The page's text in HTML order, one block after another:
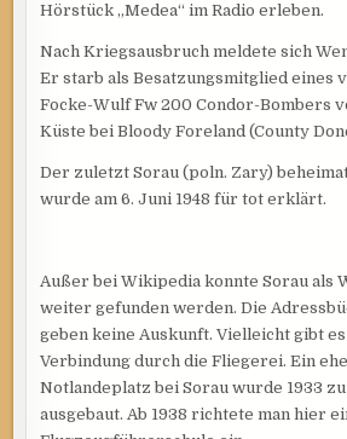
Hörstück „Medea“ im Radio erleben.
Nach Kriegsausbruch meldete sich
Er starb als Besatzungsmitglied eines
Focke-Wulf Fw 200 Condor-Bombers
Küste bei Bloody Foreland (County
Der zuletzt Sorau (poln. Zary)
wurde am 6. Juni 1948 für tot erklärt.
Außer bei Wikipedia konnte Sorau als
weiter gefunden werden. Die
geben keine Auskunft. Vielleicht gibt
Verbindung durch die Fliegerei. Ein
Notlandeplatz bei Sorau wurde 1933
ausgebaut. Ab 1938 richtete man hier